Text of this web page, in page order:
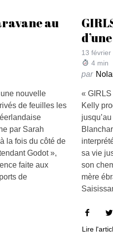
au
nouvelle
de feuilles les
par Sarah
la fois du côté de
Godot »,
faite aux
de
13 février
4 min
par
«
Kelly
sa vie
son
mère
Lire